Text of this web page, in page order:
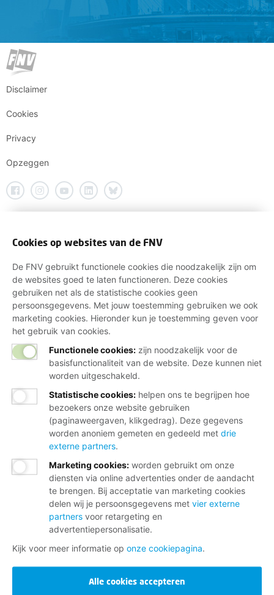
Disclaimer
Cookies
Privacy
Opzeggen
Cookies op websites van de FNV
De FNV gebruikt functionele cookies die noodzakelijk zijn om
de websites goed te laten functioneren. Deze cookies
gebruiken net als de statistische cookies geen
persoonsgegevens. Met jouw toestemming gebruiken we ook
marketing cookies. Hieronder kun je toestemming geven voor
het gebruik van cookies.
Functionele cookies: zijn noodzakelijk voor de
basisfunctionaliteit van de website. Deze kunnen niet
worden uitgeschakeld.
Statistische cookies: helpen ons te begrijpen hoe
bezoekers onze website gebruiken
(paginaweergaven, klikgedrag). Deze gegevens
worden anoniem gemeten en gedeeld met drie
externe partners.
Marketing cookies: worden gebruikt om onze
diensten via online advertenties onder de aandacht
te brengen. Bij acceptatie van marketing cookies
delen wij je persoonsgegevens met vier externe
partners voor retargeting en
advertentiepersonalisatie.
Kijk voor meer informatie op onze cookiepagina.
Alle cookies accepteren